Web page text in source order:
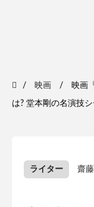
映画 映画
は? 堂本剛の名演技
ライター 齋